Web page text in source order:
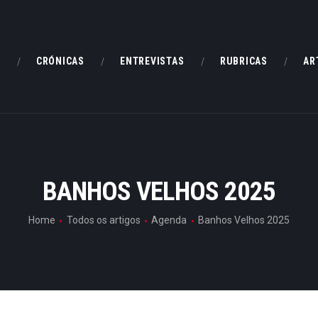
CRÓNICAS ENTREVISTAS RUBRICAS
BANHOS VELHOS 2025
Home Todos os artigos Agenda Banhos Velhos 2025
CRÓNICAS
ARTIGOS